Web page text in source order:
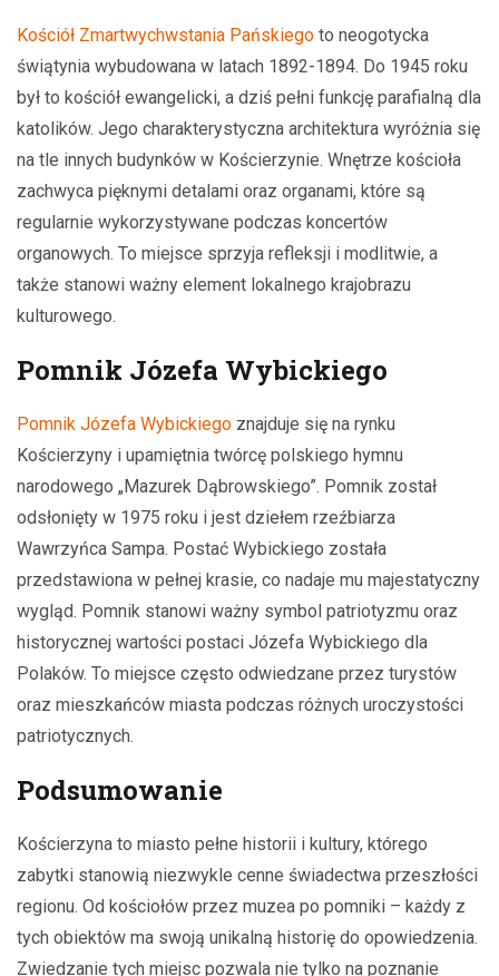
Kościół Zmartwychwstania Pańskiego to neogotycka
świątynia wybudowana w latach 1892-1894. Do 1945 roku
był to kościół ewangelicki, a dziś pełni funkcję parafialną dla
katolików. Jego charakterystyczna architektura wyróżnia się
na tle innych budynków w Kościerzynie. Wnętrze kościoła
zachwyca pięknymi detalami oraz organami, które są
regularnie wykorzystywane podczas koncertów
organowych. To miejsce sprzyja refleksji i modlitwie, a
także stanowi ważny element lokalnego krajobrazu
kulturowego.
Pomnik Józefa Wybickiego
Pomnik Józefa Wybickiego znajduje się na rynku
Kościerzyny i upamiętnia twórcę polskiego hymnu
narodowego „Mazurek Dąbrowskiego”. Pomnik został
odsłonięty w 1975 roku i jest dziełem rzeźbiarza
Wawrzyńca Sampa. Postać Wybickiego została
przedstawiona w pełnej krasie, co nadaje mu majestatyczny
wygląd. Pomnik stanowi ważny symbol patriotyzmu oraz
historycznej wartości postaci Józefa Wybickiego dla
Polaków. To miejsce często odwiedzane przez turystów
oraz mieszkańców miasta podczas różnych uroczystości
patriotycznych.
Podsumowanie
Kościerzyna to miasto pełne historii i kultury, którego
zabytki stanowią niezwykle cenne świadectwa przeszłości
regionu. Od kościołów przez muzea po pomniki – każdy z
tych obiektów ma swoją unikalną historię do opowiedzenia.
Zwiedzanie tych miejsc pozwala nie tylko na poznanie